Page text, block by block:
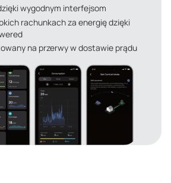
wygodnym interfejsom
rachunkach za energię dzięki
na przerwy w dostawie prądu